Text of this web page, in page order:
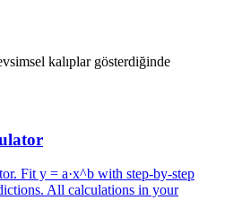
kalıplar gösterdiğinde
Fit y = a·x^b with step-by-step
All calculations in your